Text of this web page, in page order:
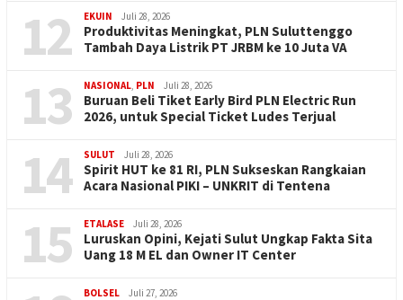
12 EKUIN Juli 28, 2026
Produktivitas Meningkat, PLN Suluttenggo
Tambah Daya Listrik PT JRBM ke 10 Juta VA
13 NASIONAL PLN Juli 28, 2026
Buruan Beli Tiket Early Bird PLN Electric Run
2026, untuk Special Ticket Ludes Terjual
14 SULUT Juli 28, 2026
Spirit HUT ke 81 RI, PLN Sukseskan Rangkaian
Acara Nasional PIKI – UNKRIT di Tentena
15 ETALASE Juli 28, 2026
Luruskan Opini, Kejati Sulut Ungkap Fakta Sita
Uang 18 M EL dan Owner IT Center
BOLSEL Juli 27, 2026